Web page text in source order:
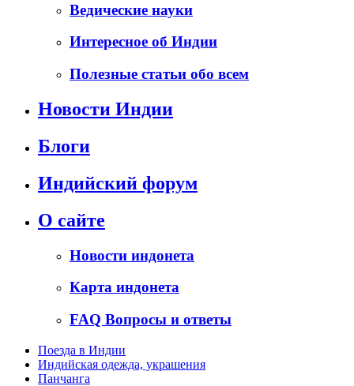
Ведические науки
Интересное об Индии
Полезные статьи обо всем
Новости Индии
Блоги
Индийский форум
О сайте
Новости индонета
Карта индонета
FAQ Вопросы и ответы
Поезда в Индии
Индийская одежда, украшения
Панчанга